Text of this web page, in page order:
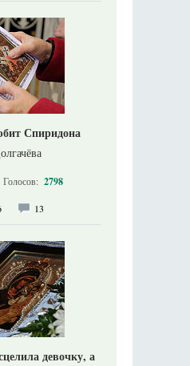
Спиридона
Голосов: 2798
13
девочку, а